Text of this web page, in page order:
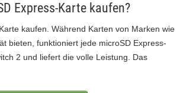
Express-Karte kaufen?
kaufen. Während Karten von Marken wie
bieten, funktioniert jede microSD Express-
2 und liefert die volle Leistung. Das